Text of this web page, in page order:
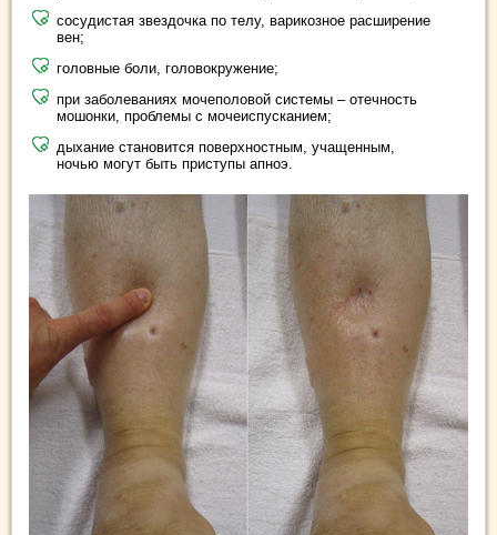
сосудистая звездочка по телу, варикозное расширение
вен;
головные боли, головокружение;
при заболеваниях мочеполовой системы – отечность
мошонки, проблемы с мочеиспусканием;
дыхание становится поверхностным, учащенным,
ночью могут быть приступы апноэ.